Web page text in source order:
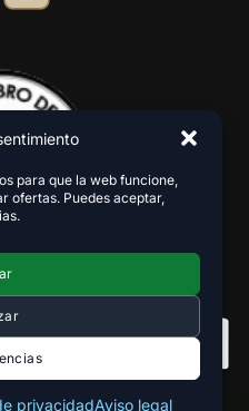
para que la web funcione,
ofertas. Puedes aceptar,
privacidadAviso legal